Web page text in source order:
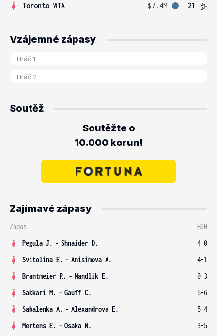
Toronto WTA
$7.4M 21
Vzájemné zápasy
Soutěž
Soutěžte o
10.000 korun!
Zajímavé zápasy
Zápas
H2H
Pegula J. - Shnaider D.
4-0
Svitolina E. - Anisimova A.
4-1
Brantmeier R. - Mandlik E.
0-3
Sakkari M. - Gauff C.
5-6
Sabalenka A. - Alexandrova E.
5-4
Mertens E. - Osaka N. 3-5